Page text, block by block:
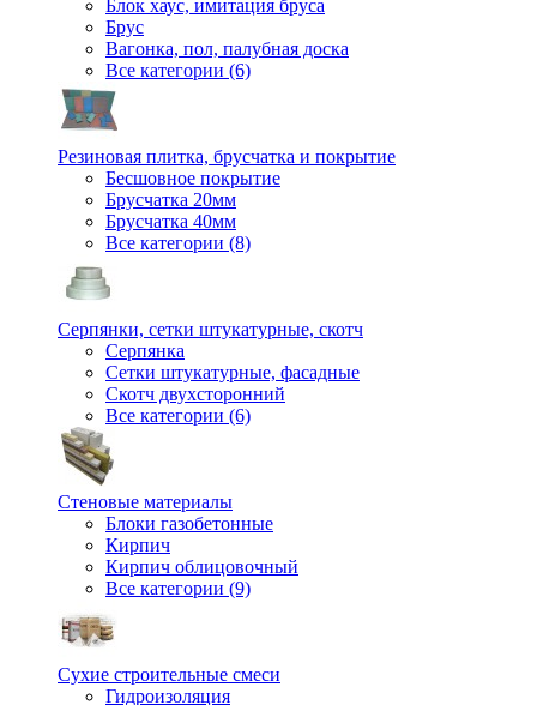
Блок хаус, имитация бруса
Брус
Вагонка, пол, палубная доска
Все категории (6)
Резиновая плитка, брусчатка и покрытие
Бесшовное покрытие
Брусчатка 20мм
Брусчатка 40мм
Все категории (8)
Серпянки, сетки штукатурные, скотч
Серпянка
Сетки штукатурные, фасадные
Скотч двухсторонний
Все категории (6)
Стеновые материалы
Блоки газобетонные
Кирпич
Кирпич облицовочный
Все категории (9)
Сухие строительные смеси
Гидроизоляция